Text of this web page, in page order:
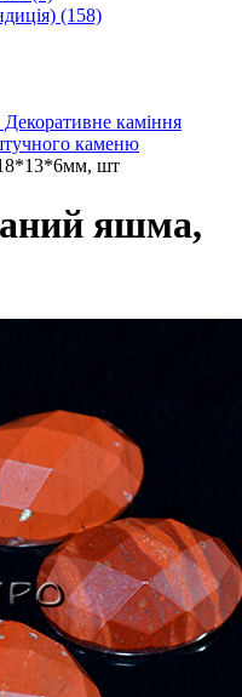
(158)
каміння
каменю
шт
яшма,